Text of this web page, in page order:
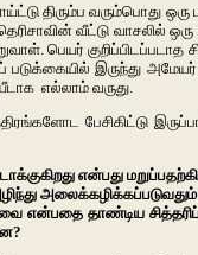
திரும்ப வரும்பொது
வீட்டு வாசலில்
பெயர்
இருந்து அமேயர்
எல்லாம் வருது.
பேசிகிட்டு
என்பது
தாண்டிய